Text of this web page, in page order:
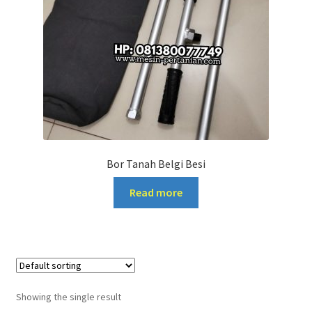
Bor Tanah Belgi Besi
Read more
Showing the single result